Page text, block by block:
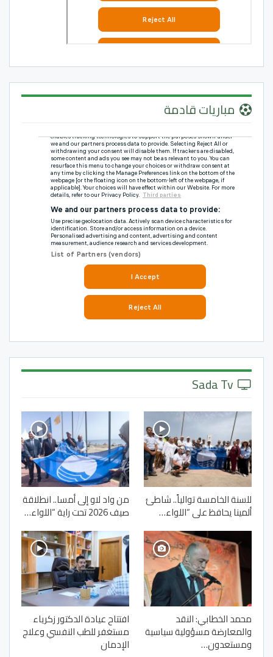
مباريات قادمة
للسنة الخامسة توالياً.. شاطئ
ألمينا يحافظ على “اللواء…
من واد لاو إلى أمسا.. انطلاقة
صيف 2026 تحت راية “اللواء…
محمد الخطابي: النقد
والمعارضة مسؤولية سياسية
ومستعدون…
افتتاح عيادة الدكتور زكرياء
مستغفر للطب النفسي وعلاج
الإدمان